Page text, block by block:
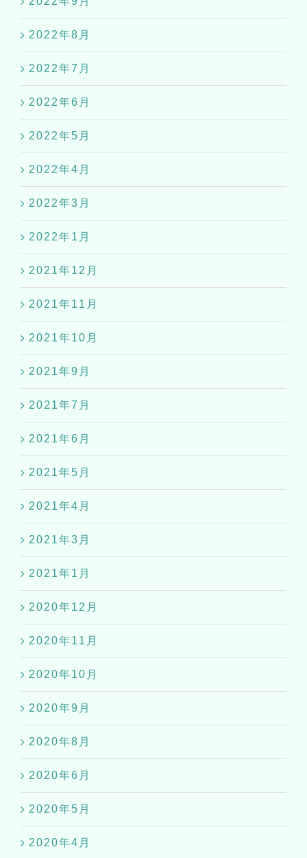
2022年8月
2022年7月
2022年6月
2022年5月
2022年4月
2022年3月
2022年1月
2021年12月
2021年11月
2021年10月
2021年9月
2021年7月
2021年6月
2021年5月
2021年4月
2021年3月
2021年1月
2020年12月
2020年11月
2020年10月
2020年9月
2020年8月
2020年6月
2020年5月
2020年4月